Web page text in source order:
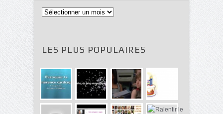
Archives
LES PLUS POPULAIRES